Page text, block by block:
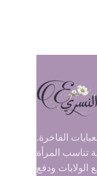
الفاخرة.
تناسب المرأة
الولايات ودفع